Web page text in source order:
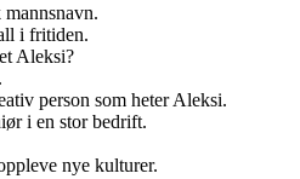
i fritiden.
Aleksi?
person som heter Aleksi.
i en stor bedrift.
nye kulturer.